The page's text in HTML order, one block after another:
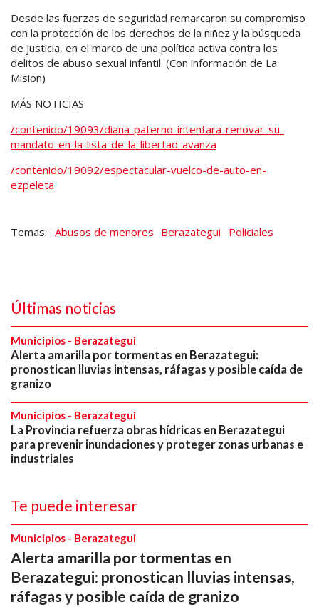
Desde las fuerzas de seguridad remarcaron su compromiso
con la protección de los derechos de la niñez y la búsqueda
de justicia, en el marco de una política activa contra los
delitos de abuso sexual infantil. (Con información de La
Mision)
MÁS NOTICIAS
/contenido/19093/diana-paterno-intentara-renovar-su-
mandato-en-la-lista-de-la-libertad-avanza
/contenido/19092/espectacular-vuelco-de-auto-en-
ezpeleta
Abusos de menores Berazategui Policiales
Últimas noticias
Alerta amarilla por tormentas en Berazategui:
pronostican lluvias intensas, ráfagas y posible caída de
granizo
Municipios - Berazategui
La Provincia refuerza obras hídricas en Berazategui
para prevenir inundaciones y proteger zonas urbanas e
industriales
Municipios - Berazategui
Te puede interesar
Alerta amarilla por tormentas en
Berazategui: pronostican lluvias intensas,
ráfagas y posible caída de granizo
Municipios - Berazategui